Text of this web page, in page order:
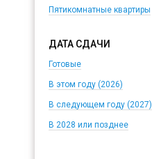
Пятикомнатные квартиры
ДАТА СДАЧИ
Готовые
В этом году (2026)
В следующем году (2027)
В 2028 или позднее